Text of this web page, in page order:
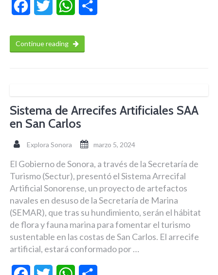
FacebookTwitter WhatsApp
Continue reading
Sistema de Arrecifes Artificiales SAA
en San Carlos
Explora Sonora marzo 5, 2024
El Gobierno de Sonora, a través de la Secretaría de
Turismo (Sectur), presentó el Sistema Arrecifal
Artificial Sonorense, un proyecto de artefactos
navales en desuso de la Secretaría de Marina
(SEMAR), que tras su hundimiento, serán el hábitat
de flora y fauna marina para fomentar el turismo
sustentable en las costas de San Carlos. El arrecife
artificial, estará conformado por …